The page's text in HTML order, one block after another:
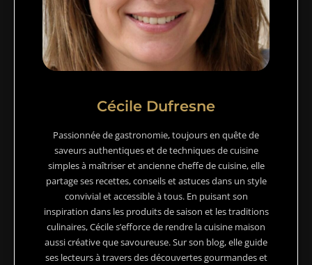
Cécile Dufresne
Passionnée de gastronomie, toujours en quête de
saveurs authentiques et de techniques de cuisine
simples à maîtriser et ancienne cheffe de cuisine, elle
partage ses recettes, conseils et astuces dans un style
convivial et accessible à tous. En puisant son
inspiration dans les produits de saison et les traditions
culinaires, Cécile s’efforce de rendre la cuisine maison
aussi créative que savoureuse. Sur son blog, elle guide
ses lecteurs à travers des découvertes gourmandes et